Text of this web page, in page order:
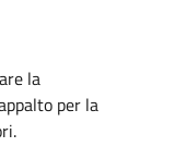
la
per la